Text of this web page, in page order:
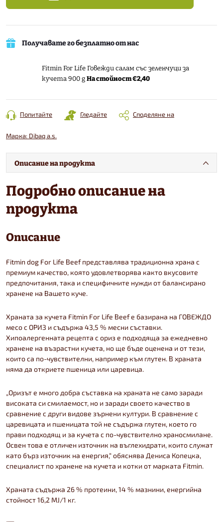
Получавате го безплатно от нас
Fitmin For Life Говежди салам със зеленчуци за
кучета 900 gНа стойност €2,40
Попитайте Гледайте Споделяне на
Марка: Dibaq a.s.
Описание на продукта
Подробно описание на
продукта
Описание
Fitmin dog For Life Beef представлява традиционна храна с
премиум качество, която удовлетворява както вкусовите
предпочитания, така и специфичните нужди от балансирано
хранене на Вашето куче.
Храната за кучета Fitmin For Life Beef е базирана на ГОВЕЖДО
месо с ОРИЗ и съдържа 43,5 % месни съставки.
Хипоалергенната рецепта с ориз е подходяща за ежедневно
хранене на възрастни кучета, но ще бъде оценена и от тези,
които са по-чувствителни, например към глутен. В храната
няма да откриете пшеница или царевица.
„Оризът е много добра съставка на храната не само заради
високата си смилаемост, но и заради своето качество в
сравнение с други видове зърнени култури. В сравнение с
царевицата и пшеницата той не съдържа глутен, което го
прави подходящ и за кучета с по-чувствително храносмилане.
Освен това е отличен източник на въглехидрати, които служат
като бърз източник на енергия,“ обяснява Дениса Копецка,
специалист по хранене на кучета и котки от марката Fitmin.
Храната съдържа 26 % протеини, 14 % мазнини, енергийна
стойност 16,2 MJ/1 кг.